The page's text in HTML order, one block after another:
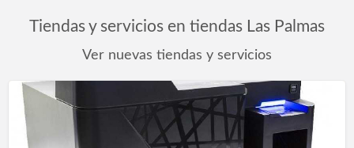
Tiendas y servicios en tiendas Las Palmas
Ver nuevas tiendas y servicios